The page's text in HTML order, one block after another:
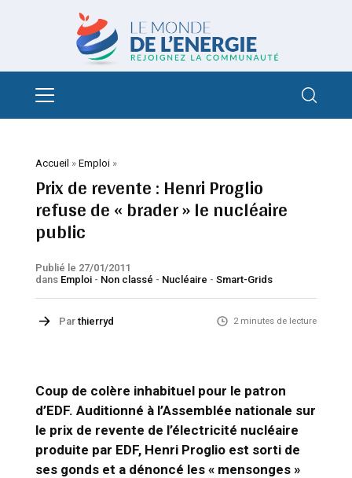
Accueil » Emploi»
Prix de revente : Henri Proglio
refuse de « brader » le nucléaire
public
Publié le 27/01/2011
dans Emploi- Non classé - Nucléaire - Smart-Grids
Parthierryd 2 minutes de lecture
Coup de colère inhabituel pour le patron
d’EDF. Auditionné à l’Assemblée nationale sur
le prix de revente de l’électricité nucléaire
produite par EDF, Henri Proglio est sorti de
ses gonds et a dénoncé les « mensonges »